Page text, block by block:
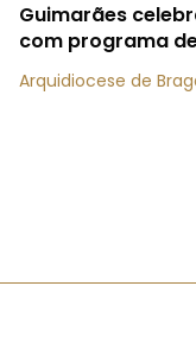
Guimarães
com programa
Arquidiocese de